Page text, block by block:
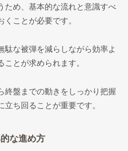
ため、基本的な流れと意識すべ
くことが必要です。
駄な被弾を減らしながら効率よ
ことが求められます。
終盤までの動きをしっかり把握
立ち回ることが重要です。
な進め方